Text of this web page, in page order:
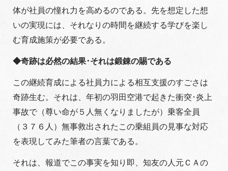
体が社員の憧れ力を高めるのである。先を想定した想
いの実現には、それなりの時間を継続する学びを楽し
む育成施策が必要である。
◆奇跡は必然の結果･それは鍛錬の賜である
この継続育成による社員力による相互支援のすごさは
奇跡生む。それは、年初の羽田空港で起きた衝突･炎上
事故で（尊い命が５人無くなりましたが）乗客全員
（３７６人）無事救出されたこの乗組員の見事な対応
を表現してみた筆者の言葉である。
それは、報道でこの事実を知り即、知友の人元ＣＡの